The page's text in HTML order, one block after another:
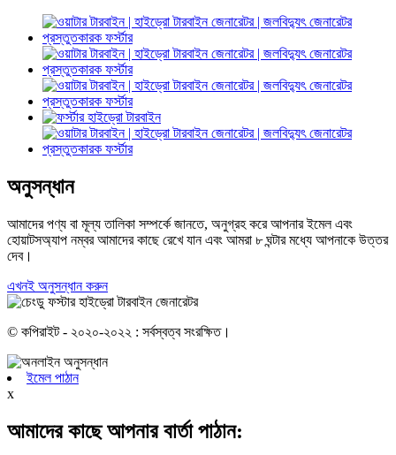
অনুসন্ধান
আমাদের পণ্য বা মূল্য তালিকা সম্পর্কে জানতে, অনুগ্রহ করে আপনার ইমেল এবং
হোয়াটসঅ্যাপ নম্বর আমাদের কাছে রেখে যান এবং আমরা ৮ ঘন্টার মধ্যে আপনাকে উত্তর
দেব।
এখনই অনুসন্ধান করুন
© কপিরাইট - ২০২০-২০২২ : সর্বস্বত্ব সংরক্ষিত।
ইমেল পাঠান
x
আমাদের কাছে আপনার বার্তা পাঠান: